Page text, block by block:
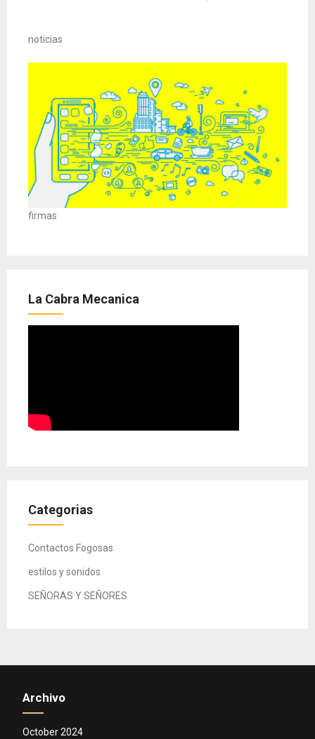
noticias
firmas
La Cabra Mecanica
Categorias
Contactos Fogosas
estilos y sonidos
SEÑORAS Y SEÑORES
Archivo
October 2024